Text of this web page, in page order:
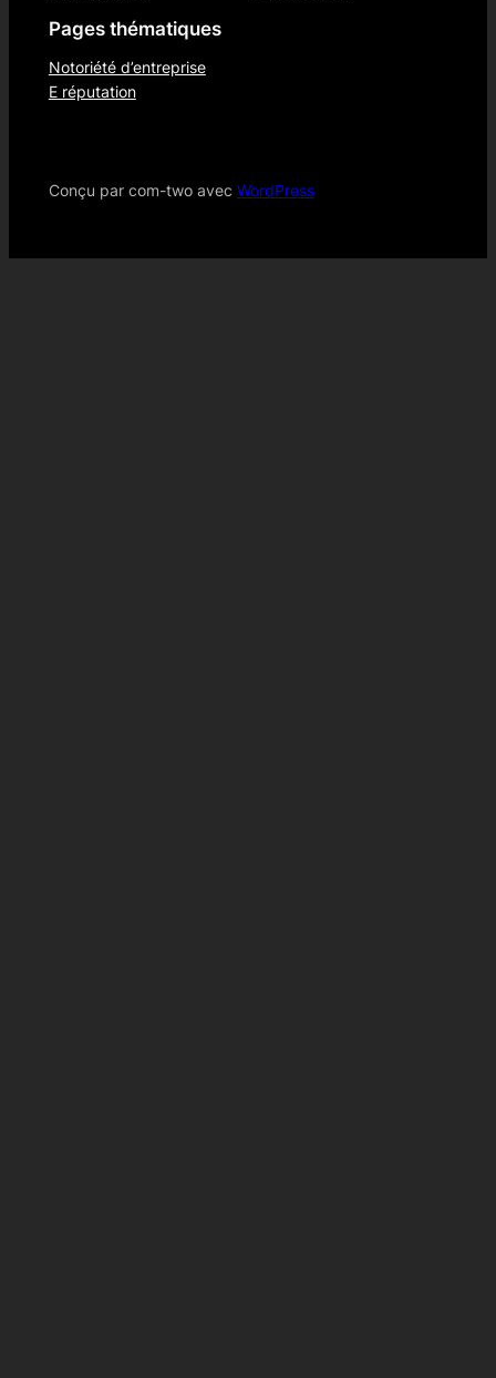
Pages thématiques
Notoriété d’entreprise
E réputation
Conçu par com-two avec WordPress